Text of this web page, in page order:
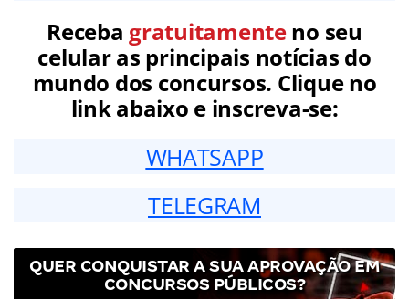
Receba gratuitamenteno seu
celular as principais notícias do
mundo dos concursos. Clique no
link abaixo e inscreva-se:
WHATSAPP
TELEGRAM
QUER CONQUISTAR A SUA APROVAÇÃO EM
CONCURSOS PÚBLICOS?